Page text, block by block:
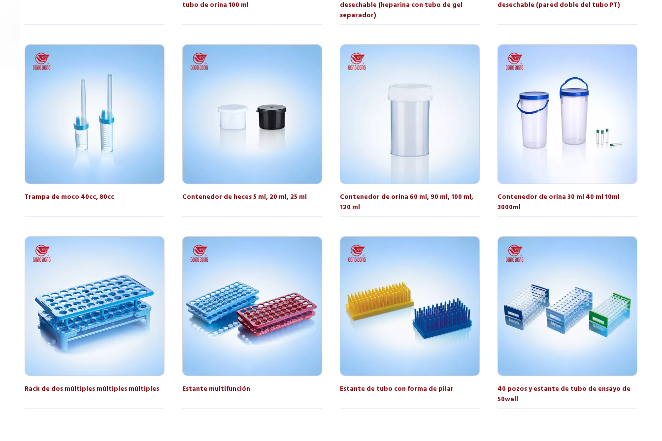
tubo de orina 100 ml
desechable (heparina con tubo de gel
separador)
desechable (pared doble del tubo PT)
Trampa de moco 40cc, 80cc Contenedor de heces 5 ml, 20 ml, 25 ml
Contenedor de orina 60 ml, 90 ml, 100 ml,
120 ml
Contenedor de orina 30 ml 40 ml 10ml
3000ml
Rack de dos múltiples múltiples múltiples Estante multifunción Estante de tubo con forma de pilar
40 pozos y estante de tubo de ensayo de
50well